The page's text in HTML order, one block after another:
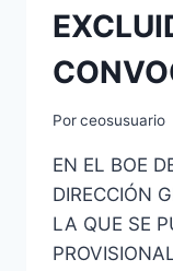
Porceosusuario
EN EL BOE
DIRECCIÓN
LA QUE SE